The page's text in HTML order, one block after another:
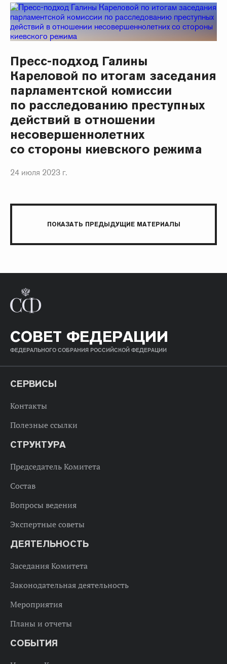
Пресс-подход Галины
Кареловой по итогам заседания
парламентской комиссии
по расследованию преступных
действий в отношении
несовершеннолетних
со стороны киевского режима
24 июля 2023 г.
ПОКАЗАТЬ ПРЕДЫДУЩИЕ МАТЕРИАЛЫ
СОВЕТ ФЕДЕРАЦИИ
ФЕДЕРАЛЬНОГО СОБРАНИЯ РОССИЙСКОЙ ФЕДЕРАЦИИ
СЕРВИСЫ
Контакты
Полезные ссылки
СТРУКТУРА
Председатель Комитета
Состав
Вопросы ведения
Экспертные советы
ДЕЯТЕЛЬНОСТЬ
Заседания Комитета
Законодательная деятельность
Мероприятия
Планы и отчеты
СОБЫТИЯ